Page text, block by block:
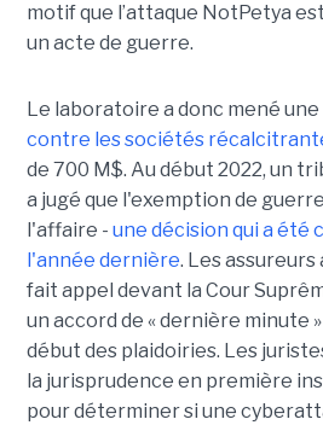
motif que l’attaque NotPetya
un acte de guerre.
Le laboratoire a donc mené
contre les sociétés
de 700 M$. Au début 2022, un
a jugé que l'exemption de
l'affaire - une décision qui a été
l'année dernière. Les
fait appel devant la Cour
un accord de « dernière minute
début des plaidoiries. Les
la jurisprudence en première
pour déterminer si une